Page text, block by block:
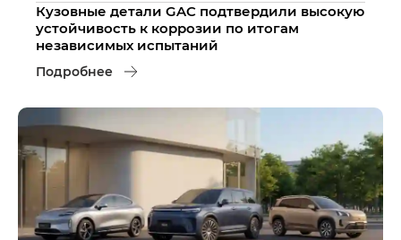
Кузовные детали GAC подтвердили высокую
устойчивость к коррозии по итогам
независимых испытаний
Подробнее